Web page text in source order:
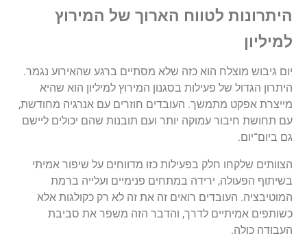
היתרונות לטווח הארוך של המירוץ
למיליון
יום גיבוש מוצלח הוא כזה שלא מסתיים ברגע שהאירוע נגמר.
היתרון הגדול של פעילות בסגנון המירוץ למיליון הוא שהיא
מייצרת אפקט מתמשך. העובדים חוזרים עם אנרגיה מחודשת,
עם תחושת חיבור עמוקה יותר ועם תובנות שהם יכולים ליישם
גם ביום־יום.
הצוותים שלקחו חלק בפעילות כזו מדווחים על שיפור אמיתי
בשיתוף הפעולה, ירידה במתחים פנימיים ועלייה ברמת
המוטיבציה. העובדים רואים זה את זה לא רק כקולגות אלא
כשותפים אמיתיים לדרך, והדבר הזה משפר את סביבת
העבודה כולה.